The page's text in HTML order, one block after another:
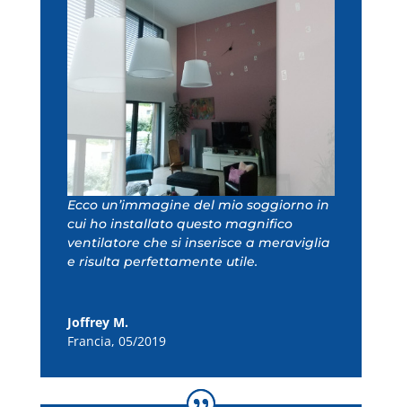
Ecco un’immagine del mio soggiorno in
cui ho installato questo magnifico
ventilatore che si inserisce a meraviglia
e risulta perfettamente utile.
Joffrey M.
Francia, 05/2019